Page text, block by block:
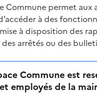
Commune permet aux
à des
à disposition des
arrêtés ou des
Commune est
employés de la